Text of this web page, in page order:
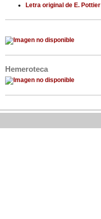
Letra original de E. Pottier
Hemeroteca